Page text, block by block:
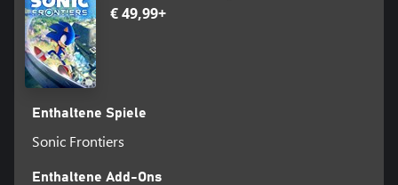
€ 49,99+
Enthaltene Spiele
Sonic Frontiers
Enthaltene Add-Ons